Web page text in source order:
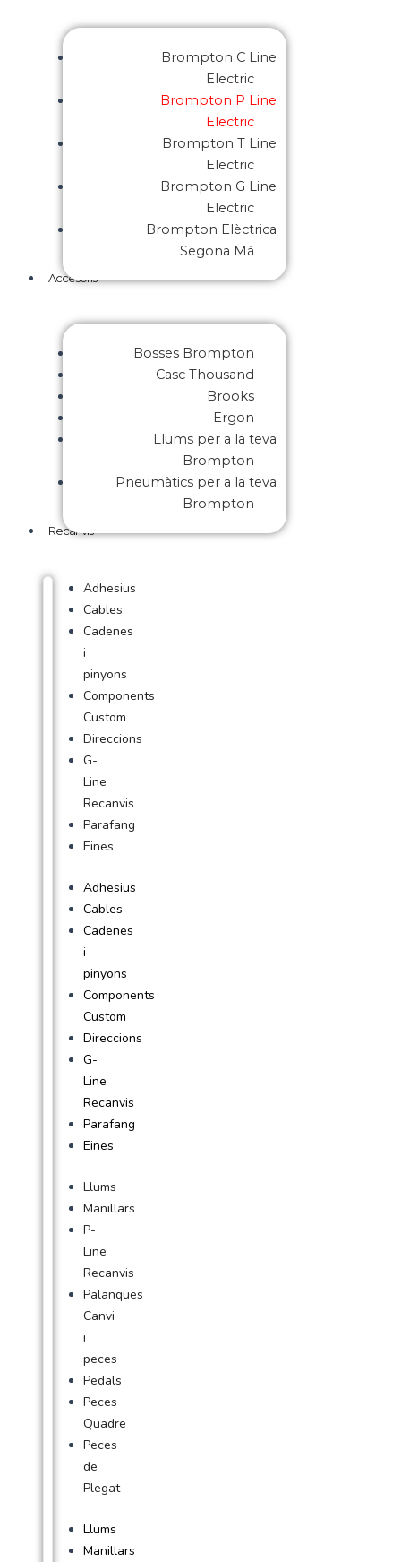
Brompton C Line
Electric
Brompton P Line
Electric
Brompton T Line
Electric
Brompton G Line
Electric
Brompton Elèctrica
Segona Mà
Accesoris
Bosses Brompton
Casc Thousand
Brooks
Ergon
Llums per a la teva
Brompton
Pneumàtics per a la teva
Brompton
Recanvis
Adhesius
Cables
Cadenes
i
pinyons
Components
Custom
Direccions
G-
Line
Recanvis
Parafang
Eines
Adhesius
Cables
Cadenes
i
pinyons
Components
Custom
Direccions
G-
Line
Recanvis
Parafang
Eines
Llums
Manillars
P-
Line
Recanvis
Palanques
Canvi
i
peces
Pedals
Peces
Quadre
Peces
de
Plegat
Llums
Manillars